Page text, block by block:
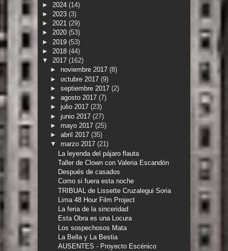
► 2024 (14)
► 2023 (3)
► 2021 (29)
► 2020 (53)
► 2019 (53)
► 2018 (44)
▼ 2017 (162)
► noviembre 2017 (8)
► octubre 2017 (9)
► septiembre 2017 (2)
► agosto 2017 (7)
► julio 2017 (23)
► junio 2017 (27)
► mayo 2017 (25)
► abril 2017 (35)
▼ marzo 2017 (21)
La leyenda del pájaro flauta
Taller de Clown con Valeria Escandón
Después de casados
Como si fuera esta noche
TRIBUAL de Lissette Cruzalegui Soria
Lima 48 Hour Film Project
La feria de la sinceridad
Esta Obra es una Locura
Los sospechosos Mata
La Bella y La Bestia
AUSENTES - Proyecto Escénico​